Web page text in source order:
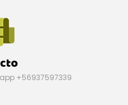
+56937597339